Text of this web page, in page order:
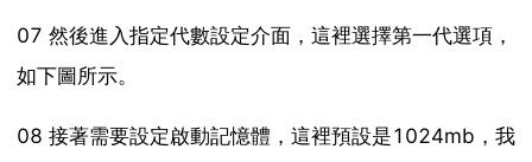
07 然後進入指定代數設定介面，這裡選擇第一代選項，
如下圖所示。
08 接著需要設定啟動記憶體，這裡預設是1024mb，我